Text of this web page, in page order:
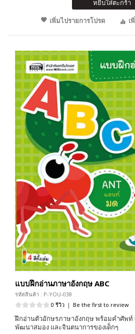
หยิบใส่ตะกร้า
เพิ่มไปรายการโปรด
เ
แบบฝึกอ่านภาษาอังกฤษ ABC
รหัสสินค้า : P-YOU-038
0 รีวิว | Be the first to review
ฝึกอ่านตัวอักษรภาษาอังกฤษ พร้อมคำศัพท์
พัฒนาสมอง และจินตนาการของเด็กๆ